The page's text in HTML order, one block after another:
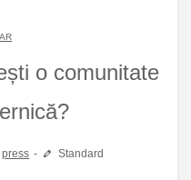
o comunitate
press Standard